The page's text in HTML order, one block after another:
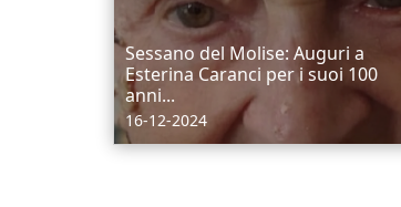
Sessano del Molise: Auguri a
Esterina Caranci per i suoi 100
anni...
16-12-2024